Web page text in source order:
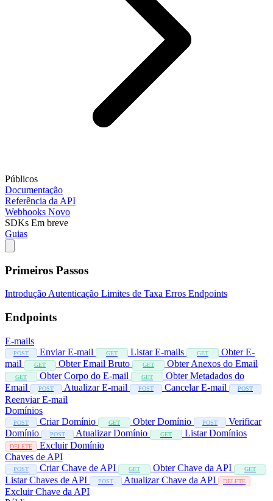
Públicos
Documentação
Referência da API
Webhooks Novo
SDKs Em breve
Guias
Primeiros Passos
Introdução Autenticação Limites de Taxa Erros Endpoints
Endpoints
E-mails
POST Enviar E-mail GET Listar E-mails GET
Obter E-
mail
GET Obter Email Bruto GET Obter Anexos do Email
GET Obter Corpo do E-mail GET
Obter Metadados do
Email
POST Atualizar E-mail POST Cancelar E-mail POST
Reenviar E-mail
Domínios
POST Criar Domínio GET Obter Domínio POST
Verificar
Domínio
POST Atualizar Domínio GET Listar Domínios
DELETE
Excluir Domínio
Chaves de API
POST Criar Chave de API GET Obter Chave da API GET
Listar Chaves de API POST Atualizar Chave da API DELETE
Excluir Chave da API